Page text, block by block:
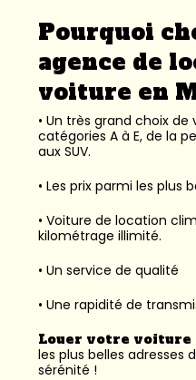
Pourquoi
agence de
voiture en
• Un très grand choix
catégories A à E, de la
aux SUV.
• Les prix parmi les plus
• Voiture de location
kilométrage illimité.
• Un service de qualité
• Une rapidité de
Louer votre
les plus belles adresses
sérénité !